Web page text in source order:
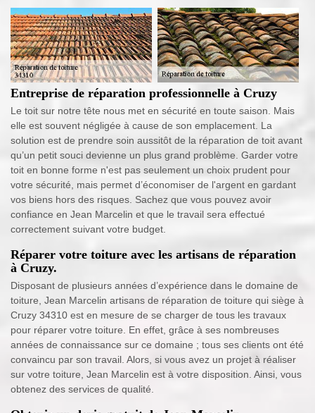
Entreprise de réparation professionnelle à Cruzy
Le toit sur notre tête nous met en sécurité en toute saison. Mais
elle est souvent négligée à cause de son emplacement. La
solution est de prendre soin aussitôt de la réparation de toit avant
qu’un petit souci devienne un plus grand problème. Garder votre
toit en bonne forme n'est pas seulement un choix prudent pour
votre sécurité, mais permet d’économiser de l'argent en gardant
vos biens hors des risques. Sachez que vous pouvez avoir
confiance en Jean Marcelin et que le travail sera effectué
correctement suivant votre budget.
Réparer votre toiture avec les artisans de réparation
à Cruzy.
Disposant de plusieurs années d’expérience dans le domaine de
toiture, Jean Marcelin artisans de réparation de toiture qui siège à
Cruzy 34310 est en mesure de se charger de tous les travaux
pour réparer votre toiture. En effet, grâce à ses nombreuses
années de connaissance sur ce domaine ; tous ses clients ont été
convaincu par son travail. Alors, si vous avez un projet à réaliser
sur votre toiture, Jean Marcelin est à votre disposition. Ainsi, vous
obtenez des services de qualité.